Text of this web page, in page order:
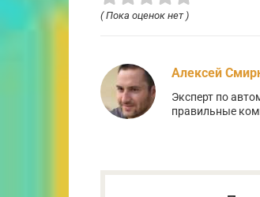
( Пока оценок нет )
Алексей
Эксперт по
правильные